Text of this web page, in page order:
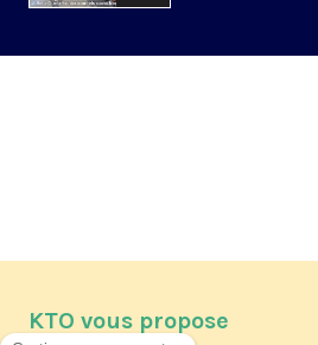
KTO vous propose